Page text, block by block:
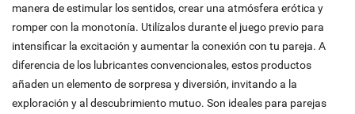
manera de estimular los sentidos, crear una atmósfera erótica y
romper con la monotonía. Utilízalos durante el juego previo para
intensificar la excitación y aumentar la conexión con tu pareja. A
diferencia de los lubricantes convencionales, estos productos
añaden un elemento de sorpresa y diversión, invitando a la
exploración y al descubrimiento mutuo. Son ideales para parejas